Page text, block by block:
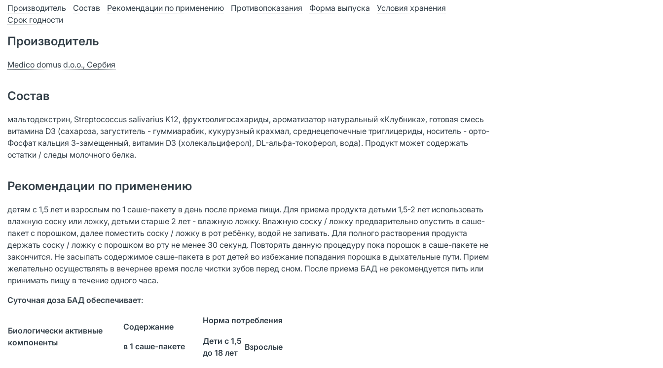
Производитель Состав Рекомендации по применению Противопоказания Форма выпуска
Условия хранения
Срок годности
Производитель
Medico domus d.o.o., Сербия
Состав
мальтодекстрин, Streptococcus salivarius K12, фруктоолигосахариды, ароматизатор натуральный «Клубника», готовая смесь
витамина D3 (сахароза, загуститель - гуммиарабик, кукурузный крахмал, среднецепочечные триглицериды, носитель - орто-
Фосфат кальция 3-замещенный, витамин D3 (холекальциферол), DL-альфа-токоферол, вода). Продукт может содержать
остатки / следы молочного белка.
Рекомендации по применению
детям с 1,5 лет и взрослым по 1 саше-пакету в день после приема пищи. Для приема продукта детьми 1,5-2 лет использовать
влажную соску или ложку, детьми старше 2 лет - влажную ложку. Влажную соску / ложку предварительно опустить в саше-
пакет с порошком, далее поместить соску / ложку в рот ребёнку, водой не запивать. Для полного растворения продукта
держать соску / ложку с порошком во рту не менее 30 секунд. Повторять данную процедуру пока порошок в саше-пакете не
закончится. Не засыпать содержимое саше-пакета в рот детей во избежание попадания порошка в дыхательные пути. Прием
желательно осуществлять в вечернее время после чистки зубов перед сном. После приема БАД не рекомендуется пить или
принимать пищу в течение одного часа.
Суточная доза БАД обеспечивает:
Биологически активные
компоненты
Содержание
в 1 саше-пакете
Норма потребления
Дети с 1,5
до 18 лет
Взрослые